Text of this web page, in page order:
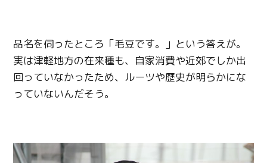
品名を伺ったところ「毛豆です。」という答えが。
実は津軽地方の在来種も、自家消費や近郊でしか出
回っていなかったため、ルーツや歴史が明らかにな
っていないんだそう。